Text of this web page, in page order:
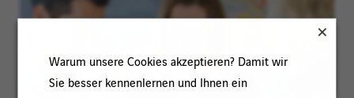
Warum unsere Cookies akzeptieren? Damit wir
Sie besser kennenlernen und Ihnen ein